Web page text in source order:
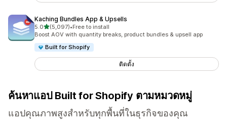
Kaching Bundles App & Upsells
5.0เต็ม 5 ดาว
(5,097)
ทั้งหมด 5097 รีวิว
•Free to install
Boost AOV with quantity breaks, product bundles & upsell app
Built for Shopify
ติดตั้ง
ค้นหาแอป Built for Shopify ตามหมวดหมู่
แอปคุณภาพสูงสำหรับทุกพื้นที่ในธุรกิจของคุณ